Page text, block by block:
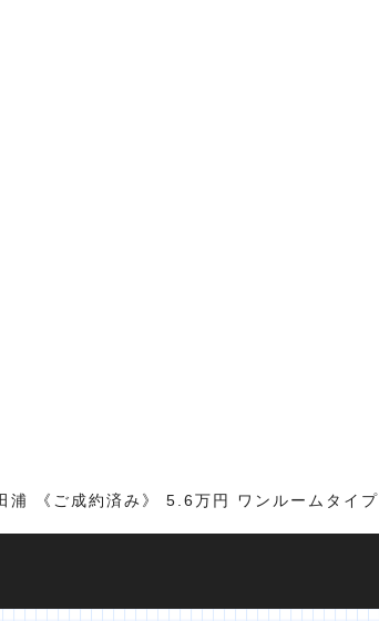
浦 《ご成約済み》 5.6万円 ワンルームタイプ